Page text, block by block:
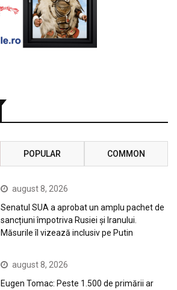
POPULAR COMMON
august 8, 2026
Senatul SUA a aprobat un amplu pachet de
sancțiuni împotriva Rusiei și Iranului.
Măsurile îl vizează inclusiv pe Putin
august 8, 2026
Eugen Tomac: Peste 1.500 de primării ar